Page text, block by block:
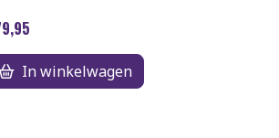
In winkelwagen